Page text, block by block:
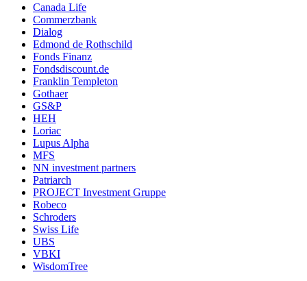
Canada Life
Commerzbank
Dialog
Edmond de Rothschild
Fonds Finanz
Fondsdiscount.de
Franklin Templeton
Gothaer
GS&P
HEH
Loriac
Lupus Alpha
MFS
NN investment partners
Patriarch
PROJECT Investment Gruppe
Robeco
Schroders
Swiss Life
UBS
VBKI
WisdomTree